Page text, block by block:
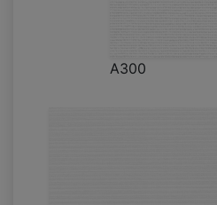
A300